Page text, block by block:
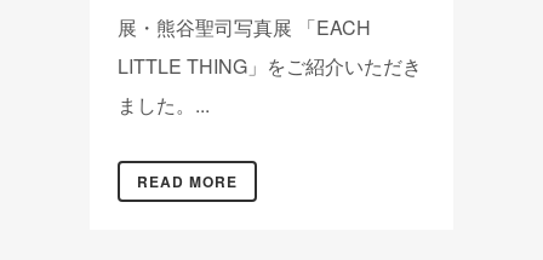
展・熊谷聖司写真展 「EACH
LITTLE THING」をご紹介いただき
ました。...
READ MORE